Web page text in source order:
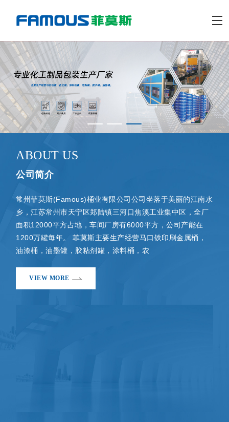
ABOUT US
公司简介
常州菲莫斯(Famous)桶业有限公司公司坐落于美丽的江南水
乡，江苏常州市天宁区郑陆镇三河口焦溪工业集中区，全厂
面积12000平方占地，车间厂房有6000平方，公司产能在
1200万罐每年。 菲莫斯主要生产经营马口铁印刷金属桶，
油漆桶，油墨罐，胶粘剂罐，涂料桶，农
VIEW MORE